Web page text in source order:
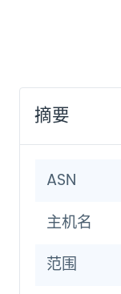
摘要
ASN
主机名
范围